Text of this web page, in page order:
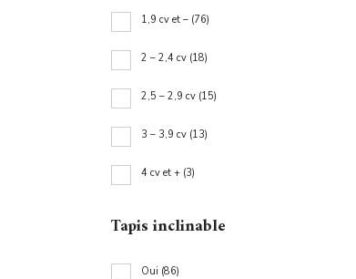
1,9 cv et – (76)
2 – 2,4 cv (18)
2,5 – 2,9 cv (15)
3 – 3,9 cv (13)
4 cv et + (3)
Tapis inclinable
Oui (86)